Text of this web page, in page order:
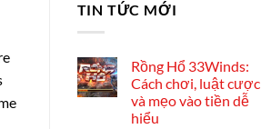
TIN TỨC MỚI
Rồng Hổ 33Winds:
Cách chơi, luật cược
và mẹo vào tiền dễ
hiểu